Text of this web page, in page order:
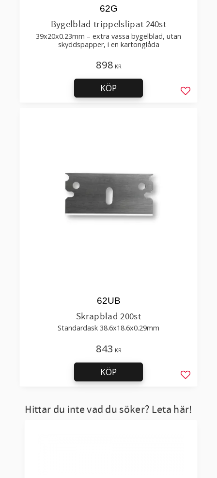
Bygelblad trippelslipat 240st
39x20x0.23mm – extra vassa bygelblad, utan
skyddspapper, i en kartonglåda
62G
898 KR
Lägg till
KÖP
Skrapblad 200st
Standardask 38.6x18.6x0.29mm
62UB
843 KR
Lägg till
KÖP
Hittar du inte vad du söker? Leta här!